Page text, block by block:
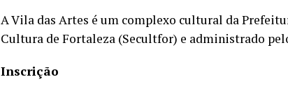
A Vila das Artes é um complexo cultural da
Cultura de Fortaleza (Secultfor) e administrado
Inscrição